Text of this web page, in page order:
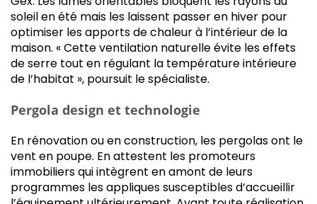
soleil en été mais les laissent passer en hiver pour
optimiser les apports de chaleur à l’intérieur de la
maison. « Cette ventilation naturelle évite les effets
de serre tout en régulant la température intérieure
de l’habitat », poursuit le spécialiste.
Pergola design et technologie
En rénovation ou en construction, les pergolas ont le
vent en poupe. En attestent les promoteurs
immobiliers qui intègrent en amont de leurs
programmes les appliques susceptibles d’accueillir